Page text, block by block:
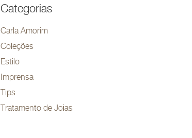
Categorias
Carla Amorim
Coleções
Estilo
Imprensa
Tips
Tratamento de Joias